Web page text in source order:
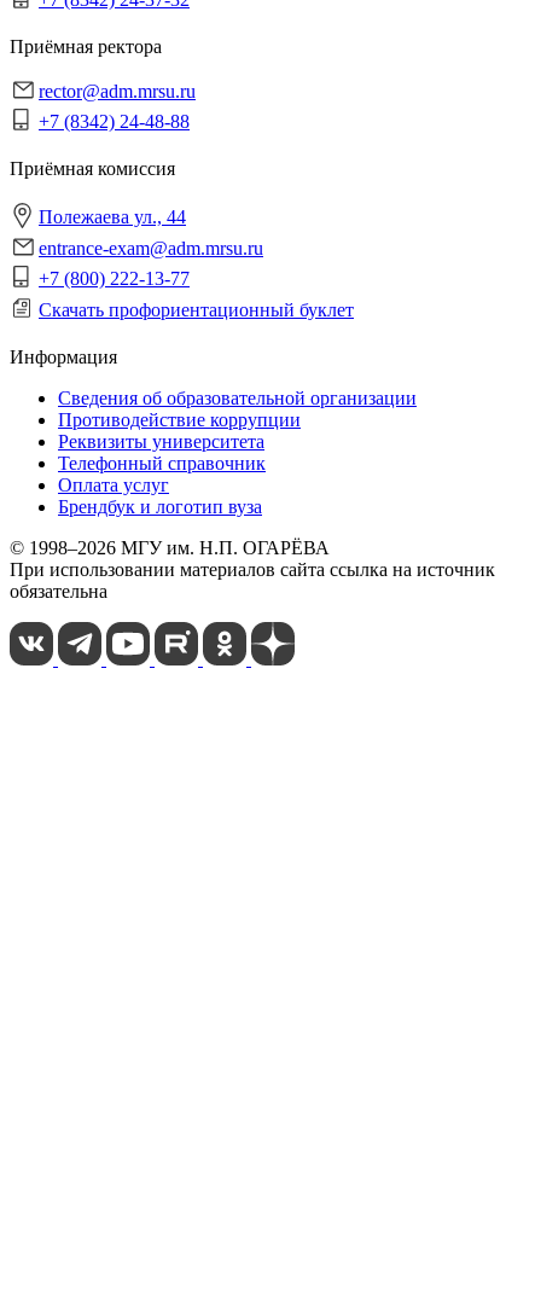
Приёмная ректора
rector@adm.mrsu.ru
+7 (8342) 24-48-88
Приёмная комиссия
Полежаева ул., 44
entrance-exam@adm.mrsu.ru
+7 (800) 222-13-77
Скачать профориентационный буклет
Информация
Сведения об образовательной организации
Противодействие коррупции
Реквизиты университета
Телефонный справочник
Оплата услуг
Брендбук и логотип вуза
© 1998–2026 МГУ им. Н.П. ОГАРЁВА
При использовании материалов сайта ссылка на источник
обязательна